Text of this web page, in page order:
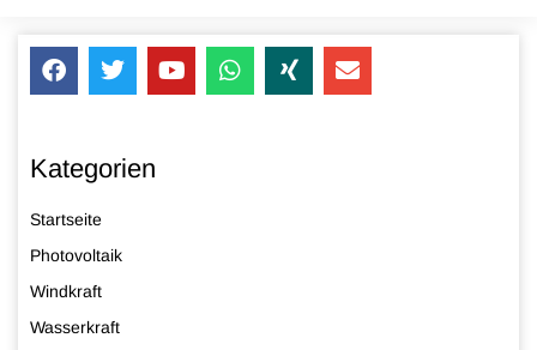
Kategorien
Startseite
Photovoltaik
Windkraft
Wasserkraft